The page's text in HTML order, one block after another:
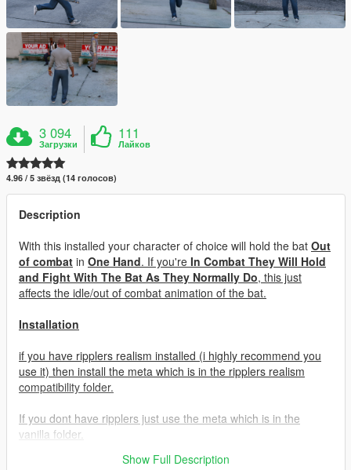
3 094
Загрузки
111
Лайков
4.96 / 5 звёзд (14 голосов)
Description
With this installed your character of choice will hold the bat Out
of combat in One Hand. If you're In Combat They Will Hold
and Fight With The Bat As They Normally Do, this just
affects the idle/out of combat animation of the bat.
Installation
if you have ripplers realism installed (i highly recommend you
use it) then install the meta which is in the ripplers realism
compatibility folder.
If you dont have ripplers just use the meta which is in the
vanilla folder.
mods\update\update.rpf\common\data\ai
Show Full Description